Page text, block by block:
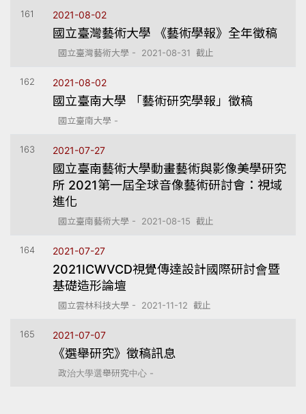
161 2021-08-02
國立臺灣藝術大學 《藝術學報》全年徵稿
國立臺灣藝術大學 - 2021-08-31 截止
162 2021-08-02
國立臺南大學 「藝術研究學報」徵稿
國立臺南大學 -
163 2021-07-27
國立臺南藝術大學動畫藝術與影像美學研究
所 2021第一屆全球音像藝術研討會：視域
進化
國立臺南藝術大學 - 2021-08-15 截止
164 2021-07-27
2021ICWVCD視覺傳達設計國際研討會暨
基礎造形論壇
國立雲林科技大學 - 2021-11-12 截止
165 2021-07-07
《選舉研究》徵稿訊息
政治大學選舉研究中心 -